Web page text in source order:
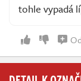
tohle vypadá